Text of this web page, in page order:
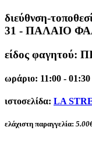
διεύθνση-
31 - ΠΑΛΑΙΟ
είδος φαγητού:
ωράριο: 11:00 - 01:30
ιστοσελίδα: LA
ελάχιστη παραγγελία: